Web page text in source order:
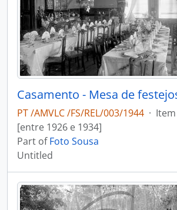
PT /AMVLC /FS/REL/003/1944 · Item
[entre 1926 e 1934]
Part ofFoto Sousa
Untitled